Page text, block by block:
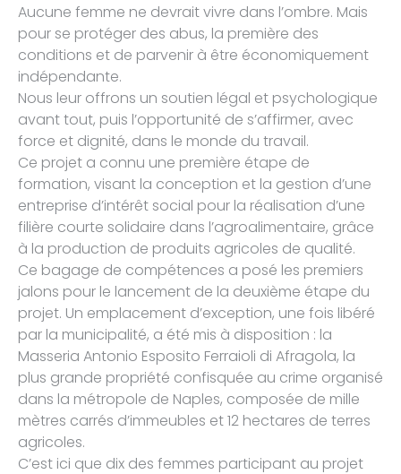
Aucune femme ne devrait vivre dans l’ombre. Mais
pour se protéger des abus, la première des
conditions et de parvenir à être économiquement
indépendante.
Nous leur offrons un soutien légal et psychologique
avant tout, puis l’opportunité de s’affirmer, avec
force et dignité, dans le monde du travail.
Ce projet a connu une première étape de
formation, visant la conception et la gestion d’une
entreprise d’intérêt social pour la réalisation d’une
filière courte solidaire dans l’agroalimentaire, grâce
à la production de produits agricoles de qualité.
Ce bagage de compétences a posé les premiers
jalons pour le lancement de la deuxième étape du
projet. Un emplacement d’exception, une fois libéré
par la municipalité, a été mis à disposition : la
Masseria Antonio Esposito Ferraioli di Afragola, la
plus grande propriété confisquée au crime organisé
dans la métropole de Naples, composée de mille
mètres carrés d’immeubles et 12 hectares de terres
agricoles.
C’est ici que dix des femmes participant au projet